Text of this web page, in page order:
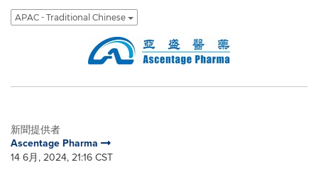
APAC - Traditional Chinese
新聞提供者
Ascentage Pharma
14 6月, 2024, 21:16 CST